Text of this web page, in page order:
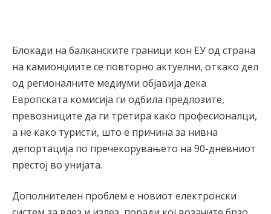
Блокади на балканските граници кон ЕУ од страна
на камионџиите се повторно актуелни, откако дел
од регионалните медиуми објавија дека
Европската комисија ги одбила предлозите,
превозниците да ги третира како професионалци,
а не како туристи, што е причина за нивна
депортација по пречекорувањето на 90-дневниот
престој во унијата.
Дополнителен проблем е новиот електронски